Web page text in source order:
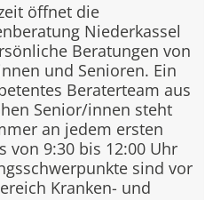
öffnet die
Niederkassel
Beratungen von
und Senioren. Ein
Beraterteam aus
Senior/innen steht
an jedem ersten
von 9:30 bis 12:00 Uhr
sind vor
Kranken- und